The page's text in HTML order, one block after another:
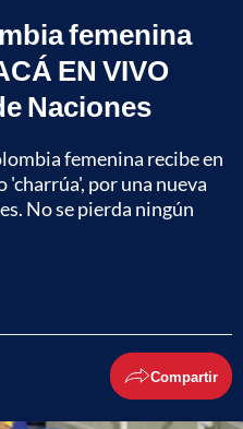
femenina
EN VIVO
Naciones
femenina recibe en
'charrúa', por una nueva
No se pierda ningún
Compartir